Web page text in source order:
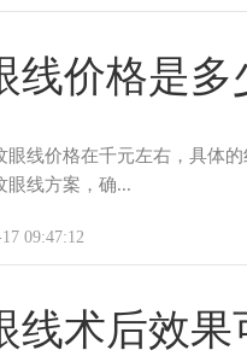
线价格是多
眼线价格在千元左右，具体
眼线方案，确...
09:47:12
线术后效